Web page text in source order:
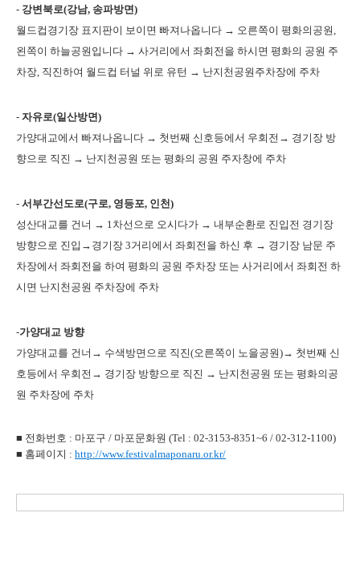
- 강변북로(강남, 송파방면)
월드컵경기장 표지판이 보이면 빠져나옵니다 → 오른쪽이 평화의공원,
왼쪽이 하늘공원입니다 → 사거리에서 좌회전을 하시면 평화의 공원 주
차장, 직진하여 월드컵 터널 위로 유턴 → 난지천공원 주차장에 주차
- 자유로(일산방면)
가양대교에서 빠져나옵니다 → 첫번째 신호등에서 우회전→ 경기장 방
향으로 직진 → 난지천 공원 또는 평화의 공원 주자창에 주차
- 서부간선도로(구로, 영등포, 인천)
성산대교를 건너 → 1차선으로 오시다가 → 내부순환로 진입전 경기장
방향으로 진입→경기장 3거리에서 좌회전을 하신 후 → 경기장 남문 주
차장에서 좌회전을 하여 평화의 공원 주차장 또는 사거리에서 좌회전 하
시면 난지천공원 주차장에 주차
-가양대교 방향
가양대교를 건너→ 수색방면으로 직진(오른쪽이 노을공원)→ 첫번째 신
호등에서 우회전→ 경기장 방향으로 직진 → 난지천공원 또는 평화의공
원 주차장에 주차
■ 전화번호 : 마포구 / 마포문화원 (Tel : 02-3153-8351~6 / 02-312-1100)
■ 홈페이지 : http://www.festivalmaponaru.or.kr/